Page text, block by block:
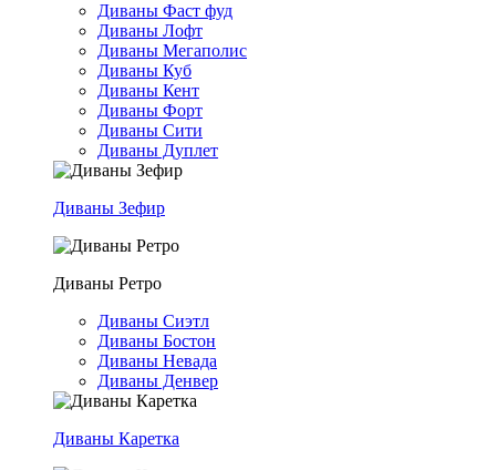
Диваны Фаст фуд
Диваны Лофт
Диваны Мегаполис
Диваны Куб
Диваны Кент
Диваны Форт
Диваны Сити
Диваны Дуплет
Диваны Зефир
Диваны Ретро
Диваны Сиэтл
Диваны Бостон
Диваны Невада
Диваны Денвер
Диваны Каретка